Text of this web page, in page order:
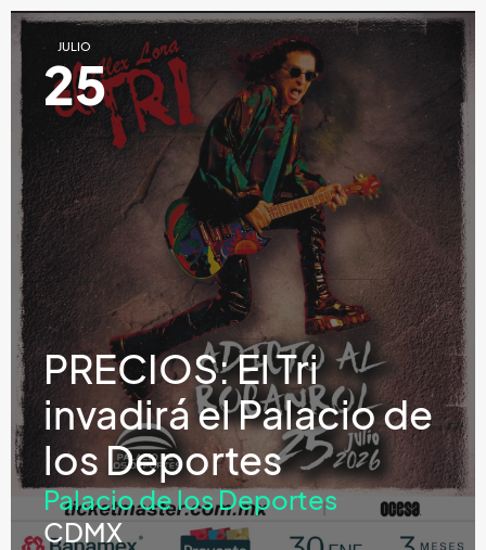
JULIO
25
PRECIOS: El Tri
invadirá el Palacio de
los Deportes
Palacio de los Deportes
CDMX